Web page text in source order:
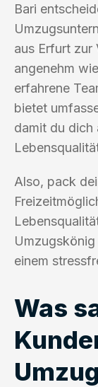
Bari
aus Erfurt zur
angenehm
erfahrene
bietet
damit du dich
Also, pack
einem
Was